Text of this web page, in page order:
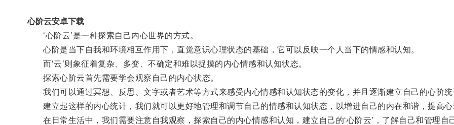
心阶云安卓下载
‘心阶云’是一种探索自己内心世界的方式。
心阶是当下自我和环境相互作用下，直觉意识心理状态的基础，它可以反映一个人当下的情感和认知。
而‘云’则象征着复杂、多变、不确定和难以捉摸的内心情感和认知状态。
探索心阶云首先需要学会观察自己的内心状态。
我们可以通过冥想、反思、文字或者艺术等方式来感受内心情感和认知状态的变化，并且逐渐建立自己的心阶统
建立起这样的内心统计，我们就可以更好地管理和调节自己的情感和认知状态，以增进自己的内在和谐，提高心
在日常生活中，我们需要注意自我观察，探索自己的内心情感和认知，建立自己的‘心阶云’，了解自己和管理自